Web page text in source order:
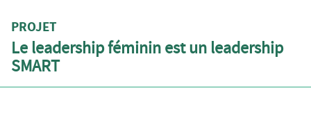
PROJET
Le leadership féminin est un leadership
SMART